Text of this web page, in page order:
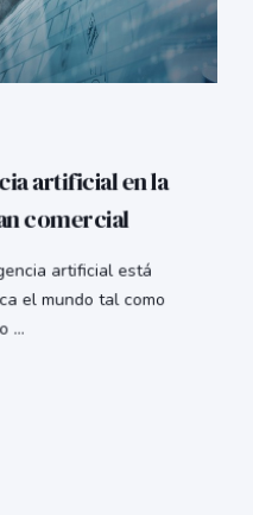
artificial en la
comercial
artificial está
el mundo tal como
...